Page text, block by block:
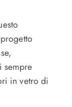
sempre
in vetro di